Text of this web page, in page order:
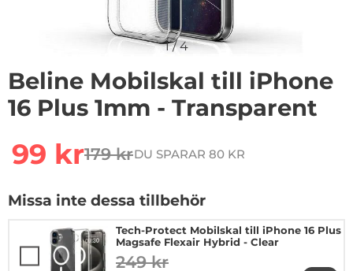
1/4
Beline Mobilskal till iPhone
16 Plus 1mm - Transparent
rea pris
99 krtidigare pris
179 krDU SPARAR 80 KR
Missa inte dessa tillbehör
Tech-Protect Mobilskal till iPhone 16 Plus
Magsafe Flexair Hybrid - Clear
249 kr